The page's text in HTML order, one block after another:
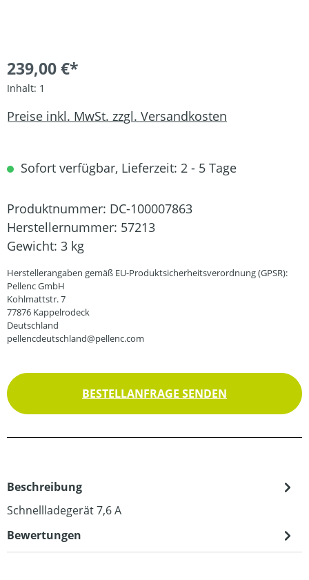
239,00 €*
Inhalt: 1
Preise inkl. MwSt. zzgl. Versandkosten
Sofort verfügbar, Lieferzeit: 2 - 5 Tage
Produktnummer: DC-100007863
Herstellernummer: 57213
Gewicht: 3 kg
Herstellerangaben gemäß EU-Produktsicherheitsverordnung (GPSR):
Pellenc GmbH
Kohlmattstr. 7
77876 Kappelrodeck
Deutschland
pellencdeutschland@pellenc.com
BESTELLANFRAGE SENDEN
Beschreibung
Schnellladegerät 7,6 A
Bewertungen